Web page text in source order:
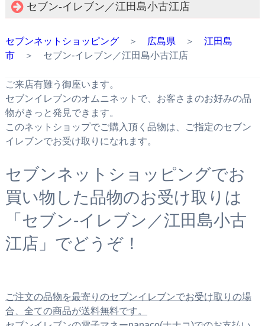
セブン‐イレブン／江田島小古江店
セブンネットショッピング＞ 広島県＞ 江田島
市＞ セブン‐イレブン／江田島小古江店
ご来店有難う御座います。
セブンイレブンのオムニネットで、お客さまのお好みの品
物がきっと発見できます。
このネットショップでご購入頂く品物は、ご指定のセブン
イレブンでお受け取りになれます。
セブンネットショッピングでお
買い物した品物のお受け取りは
「セブン‐イレブン／江田島小古
江店」でどうぞ！
ご注文の品物を最寄りのセブンイレブンでお受け取りの場
合、全ての商品が送料無料です。